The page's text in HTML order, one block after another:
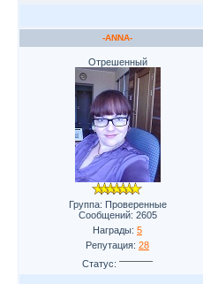
-ANNA-
Отрешенный
Группа: Проверенные
Сообщений: 2605
Награды: 5
Репутация: 28
Статус: